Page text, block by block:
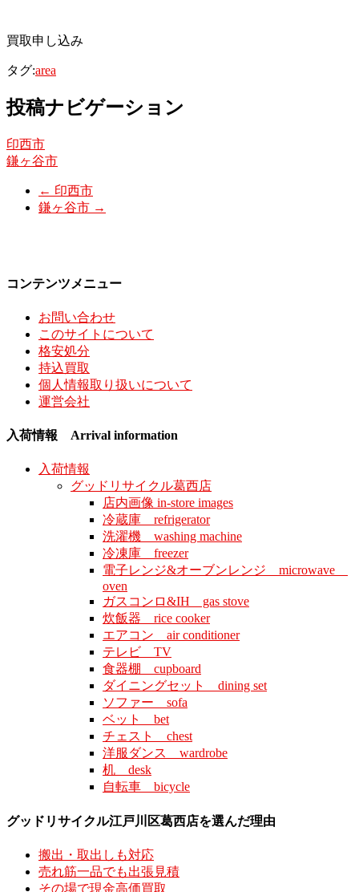
買取申し込み
タグ:area
投稿ナビゲーション
印西市
鎌ヶ谷市
← 印西市
鎌ヶ谷市 →
コンテンツメニュー
お問い合わせ
このサイトについて
格安処分
持込買取
個人情報取り扱いについて
運営会社
入荷情報 Arrival information
入荷情報
グッドリサイクル葛西店
店内画像 in-store images
冷蔵庫 refrigerator
洗濯機 washing machine
冷凍庫 freezer
電子レンジ&オーブンレンジ microwave
oven
ガスコンロ&IH gas stove
炊飯器 rice cooker
エアコン air conditioner
テレビ TV
食器棚 cupboard
ダイニングセット dining set
ソファー sofa
ベット bet
チェスト chest
洋服ダンス wardrobe
机 desk
自転車 bicycle
グッドリサイクル江戸川区葛西店を選んだ理由
搬出・取出しも対応
売れ筋一品でも出張見積
その場で現金高価買取